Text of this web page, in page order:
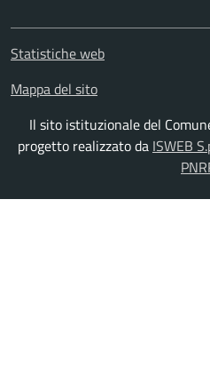
Statistiche web
Mappa del sito
Il sito istituzionale del
progetto realizzato da ISWEB